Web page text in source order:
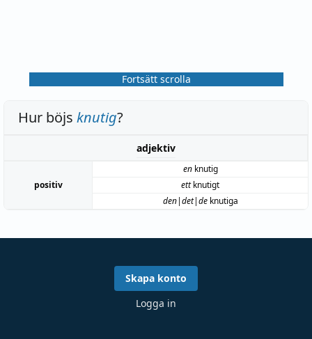
Fortsätt scrolla
Hur böjs knutig?
adjektiv
positiv
enknutig
ettknutigt
den|det|deknutiga
Skapa konto
Logga in